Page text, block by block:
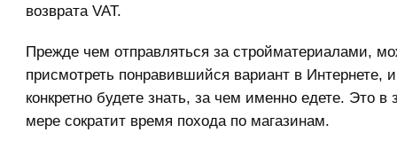
возврата VAT.
Прежде чем отправляться за стройматериалами,
присмотреть понравившийся вариант в Интернете,
конкретно будете знать, за чем именно едете. Это в
мере сократит время похода по магазинам.